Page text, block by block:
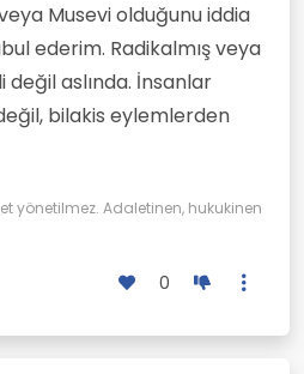
Musevi olduğunu iddia
ederim. Radikalmış veya
değil aslında. İnsanlar
bilakis eylemlerden
yönetilmez. Adaletinen, hukukinen
0